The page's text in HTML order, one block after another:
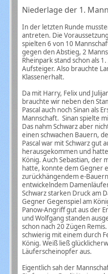
Niederlage der 1.
In der letzten Runde
antreten. Die
spielten 6 von 10
gegen den Abstieg, 2
Rheinpark stand schon als
Aufsteiger. Also brauchte
Klassenerhalt.
Da mit Harry, Felix und
brauchte wir neben den
Pascal auch noch Sinan als
Mannschaft. Sinan spielte
Das nahm Schwarz aber
einen schwachen Bauern,
Pascal war mit Schwarz gut
herausgekommen und
König. Auch Sebastian, der
hatte, konnte dem Gegner
zurückhängendem e-
entwickelndem
Schwarz starken Druck am
Gegner Gegenspiel am
Panow-Angriff gut aus der
und Wolfgang standen
schon nach 20 Zügen
schwierig mit einem durch
König. Weiß ließ
Läuferscheinopfer aus.
Eigentlich sah der